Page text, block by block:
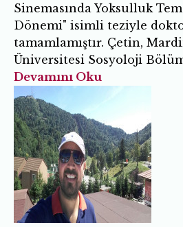
Sinemasında Yoksulluk
Dönemi" isimli teziyle
tamamlamıştır. Çetin,
Üniversitesi Sosyoloji
Devamını Oku